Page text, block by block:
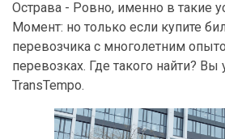
Острава - Ровно, именно в такие
Момент: но только если купите
перевозчика с многолетним
перевозках. Где такого найти?
TransTempo.